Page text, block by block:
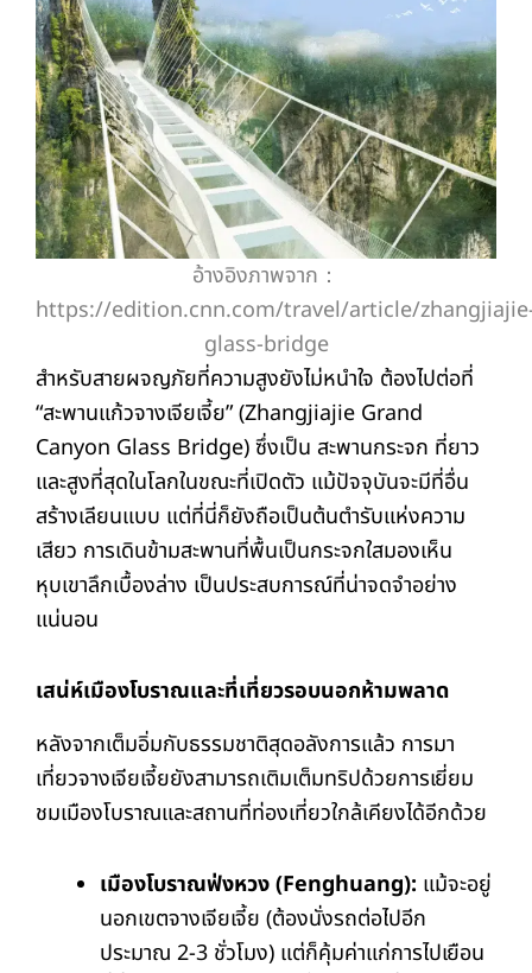
อ้างอิงภาพจาก：
https://edition.cnn.com/travel/article/
glass-bridge
สำหรับสายผจญภัยที่ความสูงยังไม่หนำใจ ต้องไปต่อที่
“สะพานแก้วจางเจียเจี้ย” (Zhangjiajie Grand
Canyon Glass Bridge) ซึ่งเป็น สะพานกระจก ที่ยาว
และสูงที่สุดในโลกในขณะที่เปิดตัว แม้ปัจจุบันจะมีที่อื่น
สร้างเลียนแบบ แต่ที่นี่ก็ยังถือเป็นต้นตำรับแห่งความ
เสียว การเดินข้ามสะพานที่พื้นเป็นกระจกใสมองเห็น
หุบเขาลึกเบื้องล่าง เป็นประสบการณ์ที่น่าจดจำอย่าง
แน่นอน
เสน่ห์เมืองโบราณและที่เที่ยวรอบนอกห้ามพลาด
หลังจากเต็มอิ่มกับธรรมชาติสุดอลังการแล้ว การมา
เที่ยวจางเจียเจี้ยยังสามารถเติมเต็มทริปด้วยการเยี่ยม
ชมเมืองโบราณและสถานที่ท่องเที่ยวใกล้เคียงได้อีกด้วย
เมืองโบราณฟ่งหวง (Fenghuang): แม้จะอยู่
นอกเขตจางเจียเจี้ย (ต้องนั่งรถต่อไปอีก
ประมาณ 2-3 ชั่วโมง) แต่ก็คุ้มค่าแก่การไปเยือน